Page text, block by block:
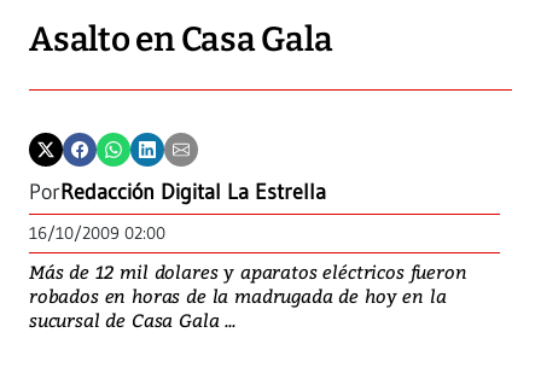
Asalto en Casa Gala
PorRedacción Digital La Estrella
16/10/2009 02:00
Más de 12 mil dolares y aparatos eléctricos fueron
robados en horas de la madrugada de hoy en la
sucursal de Casa Gala ...